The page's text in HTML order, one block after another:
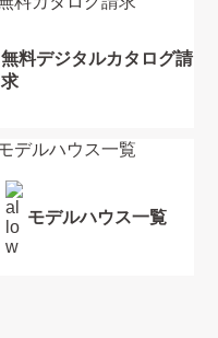
無料デジタルカタログ請
求
モデルハウス一覧